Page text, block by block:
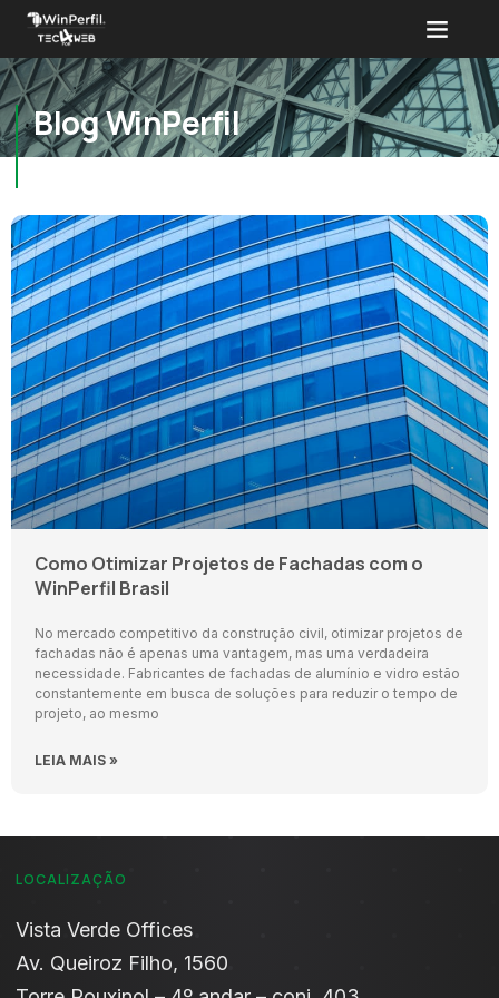
Blog WinPerfil
Como Otimizar Projetos de Fachadas com o
WinPerfil Brasil
No mercado competitivo da construção civil, otimizar projetos de
fachadas não é apenas uma vantagem, mas uma verdadeira
necessidade. Fabricantes de fachadas de alumínio e vidro estão
constantemente em busca de soluções para reduzir o tempo de
projeto, ao mesmo
LEIA MAIS »
LOCALIZAÇÃO
Vista Verde Offices​
Av. Queiroz Filho, 1560